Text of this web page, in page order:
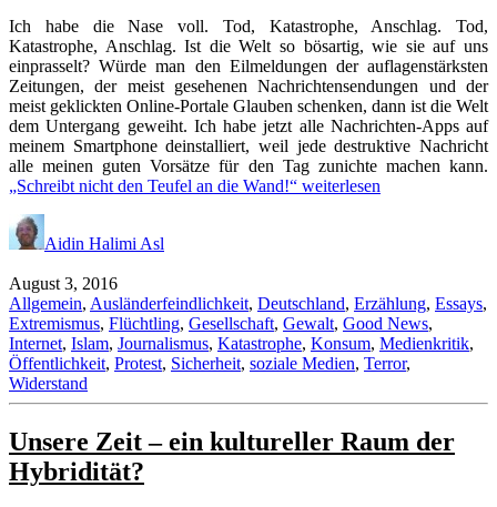
Ich habe die Nase voll. Tod, Katastrophe, Anschlag. Tod,
Katastrophe, Anschlag. Ist die Welt so bösartig, wie sie auf uns
einprasselt? Würde man den Eilmeldungen der auflagenstärksten
Zeitungen, der meist gesehenen Nachrichtensendungen und der
meist geklickten Online-Portale Glauben schenken, dann ist die Welt
dem Untergang geweiht. Ich habe jetzt alle Nachrichten-Apps auf
meinem Smartphone deinstalliert, weil jede destruktive Nachricht
alle meinen guten Vorsätze für den Tag zunichte machen kann.
„Schreibt nicht den Teufel an die Wand!“ weiterlesen
Aidin Halimi Asl
August 3, 2016
Allgemein, Ausländerfeindlichkeit, Deutschland, Erzählung, Essays,
Extremismus, Flüchtling, Gesellschaft, Gewalt, Good News,
Internet, Islam, Journalismus, Katastrophe, Konsum, Medienkritik,
Öffentlichkeit, Protest, Sicherheit, soziale Medien, Terror,
Widerstand
Unsere Zeit – ein kultureller Raum der
Hybridität?